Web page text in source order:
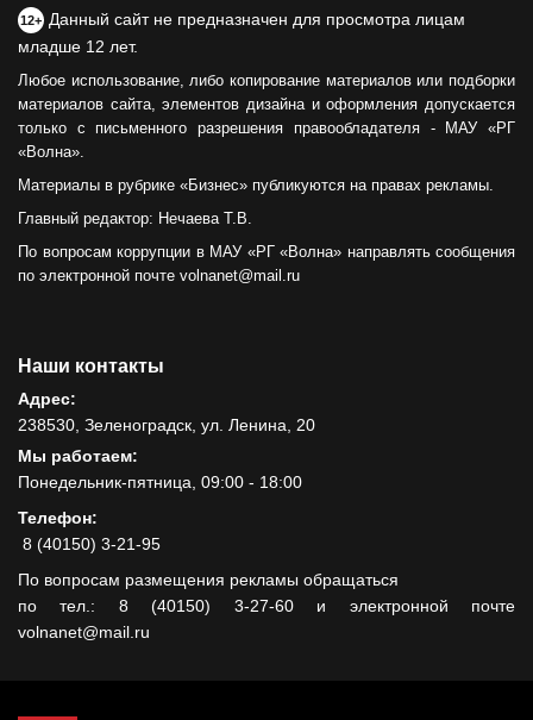
12+ Данный сайт не предназначен для просмотра лицам
младше 12 лет.
Любое использование, либо копирование материалов или подборки
материалов сайта, элементов дизайна и оформления допускается
только с письменного разрешения правообладателя - МАУ «РГ
«Волна».
Материалы в рубрике «Бизнес» публикуются на правах рекламы.
Главный редактор: Нечаева Т.В.
По вопросам коррупции в МАУ «РГ «Волна» направлять сообщения
по электронной почте volnanet@mail.ru
Наши контакты
Адрес:
238530, Зеленоградск, ул. Ленина, 20
Мы работаем:
Понедельник-пятница, 09:00 - 18:00
Телефон:
8 (40150) 3-21-95
По вопросам размещения рекламы обращаться
по тел.: 8 (40150) 3-27-60 и электронной почте
volnanet@mail.ru